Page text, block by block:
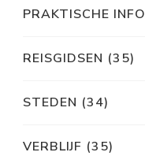
PRAKTISCHE INFO
REISGIDSEN (35)
STEDEN (34)
VERBLIJF (35)